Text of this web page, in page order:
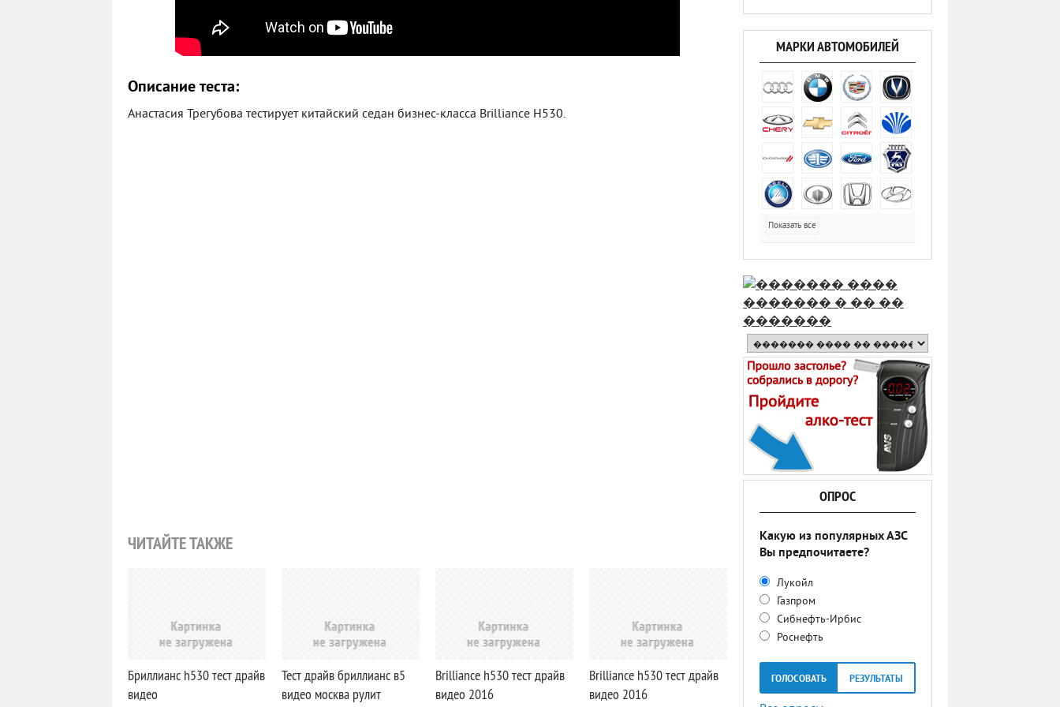
Описание теста:
Анастасия Трегубова тестирует китайский седан бизнес-класса Brilliance H530.
ЧИТАЙТЕ ТАКЖЕ
Бриллианс h530 тест драйв
видео
Тест драйв бриллианс в5
видео москва рулит
Brilliance h530 тест драйв
видео 2016
Brilliance h530 тест драйв
видео 2016
МАРКИ АВТОМОБИЛЕЙ
Показать все
ОПРОС
Какую из популярных АЗС
Вы предпочитаете?
Лукойл
Газпром
Сибнефть-Ирбис
Роснефть
ГОЛОСОВАТЬ РЕЗУЛЬТАТЫ